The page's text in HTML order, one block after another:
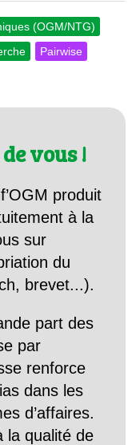
(OGM/NTG)
Pairwise
vous !
produit
à la
sur
du
brevet...).
part des
par
renforce
dans les
d’affaires.
la qualité de